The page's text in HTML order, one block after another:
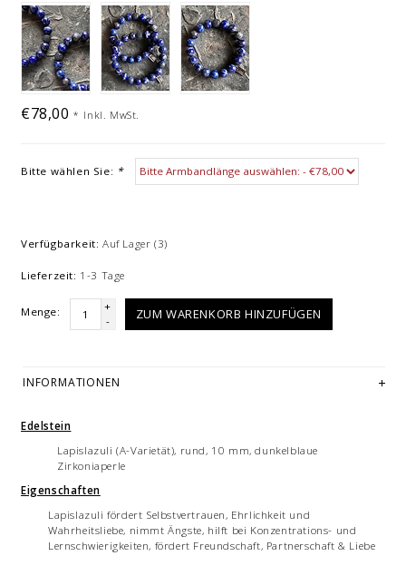
€78,00* Inkl. MwSt.
Bitte wählen Sie: *
Verfügbarkeit: Auf Lager(3)
Lieferzeit: 1-3 Tage
Menge:
+
-
ZUM WARENKORB HINZUFÜGEN
INFORMATIONEN
Edelstein
Lapislazuli (A-Varietät), rund, 10 mm, dunkelblaue
Zirkoniaperle
Eigenschaften
Lapislazuli fördert Selbstvertrauen, Ehrlichkeit und
Wahrheitsliebe, nimmt Ängste, hilft bei Konzentrations- und
Lernschwierigkeiten, fördert Freundschaft, Partnerschaft & Liebe